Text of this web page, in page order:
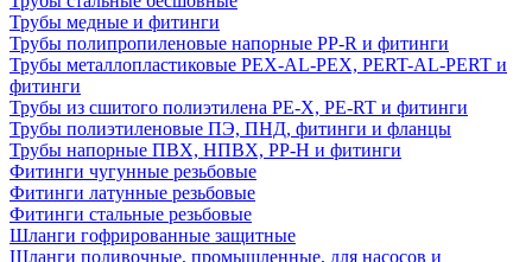
Трубы медные и фитинги
Трубы полипропиленовые напорные PP-R и фитинги
Трубы металлопластиковые PEX-AL-PEX, PERT-AL-PERT и
фитинги
Трубы из сшитого полиэтилена PE-X, PE-RT и фитинги
Трубы полиэтиленовые ПЭ, ПНД, фитинги и фланцы
Трубы напорные ПВХ, НПВХ, PP-H и фитинги
Фитинги чугунные резьбовые
Фитинги латунные резьбовые
Фитинги стальные резьбовые
Шланги гофрированные защитные
Шланги поливочные, промышленные, для насосов и